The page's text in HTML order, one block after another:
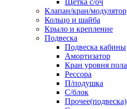
Щетка с/оч
Клапан/кран/модулятор
Кольцо и шайба
Крыло и крепление
Подвеска
Подвеска кабины
Амортизатор
Кран уровня пола
Рессора
П/подушка
С/блок
Прочее(подвеска)